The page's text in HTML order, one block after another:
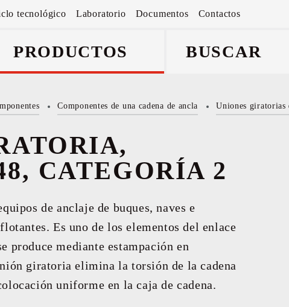
tecnológico Laboratorio Documentos Contactos
PRODUCTOS
Cadenas de ancla y
RESULTADOS
Componentes de una cadena de ancla Uniones giratorias
CATEGORÍA 2
de anclaje de buques, naves e
Es uno de los elementos del enlace
produce mediante estampación en
giratoria elimina la torsión de la cadena
uniforme en la caja de cadena.